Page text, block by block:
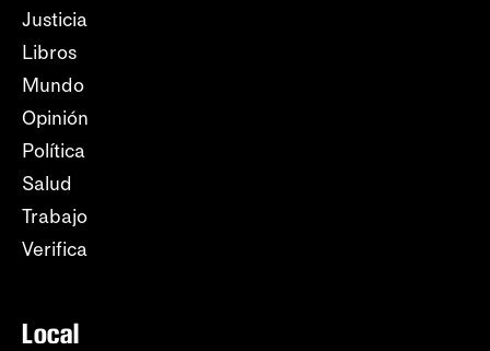
Justicia
Libros
Mundo
Opinión
Política
Salud
Trabajo
Verifica
Local